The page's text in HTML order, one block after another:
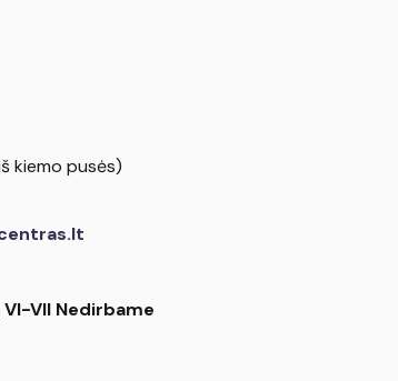
kiemo pusės)
VII Nedirbame